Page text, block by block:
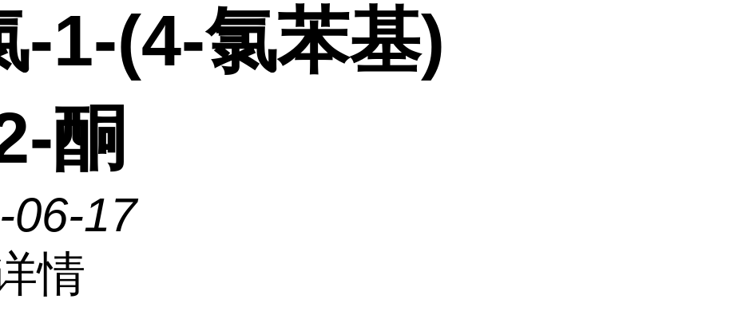
-1-(4-氯苯基)
酮
06-17
情